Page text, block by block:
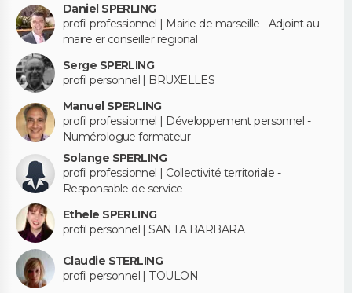
Daniel SPERLING
profil professionnel | Mairie de marseille - Adjoint au
maire er conseiller regional
Serge SPERLING
profil personnel | BRUXELLES
Manuel SPERLING
profil professionnel | Développement personnel -
Numérologue formateur
Solange SPERLING
profil professionnel | Collectivité territoriale -
Responsable de service
Ethele SPERLING
profil personnel | SANTA BARBARA
Claudie STERLING
profil personnel | TOULON